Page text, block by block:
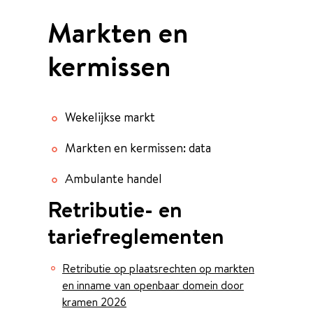
Markten en
kermissen
Thema's
Wekelijkse markt
Markten en kermissen: data
Ambulante handel
Retributie- en
tariefreglementen
Retributie op plaatsrechten op markten
en inname van openbaar domein door
kramen 2026